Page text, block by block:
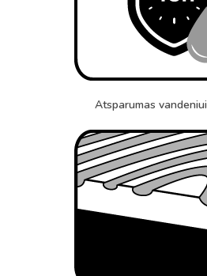
Atsparumas vandeniui